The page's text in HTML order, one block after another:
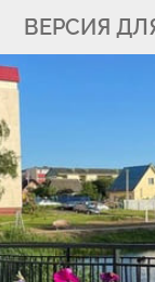
ВЕРСИЯ